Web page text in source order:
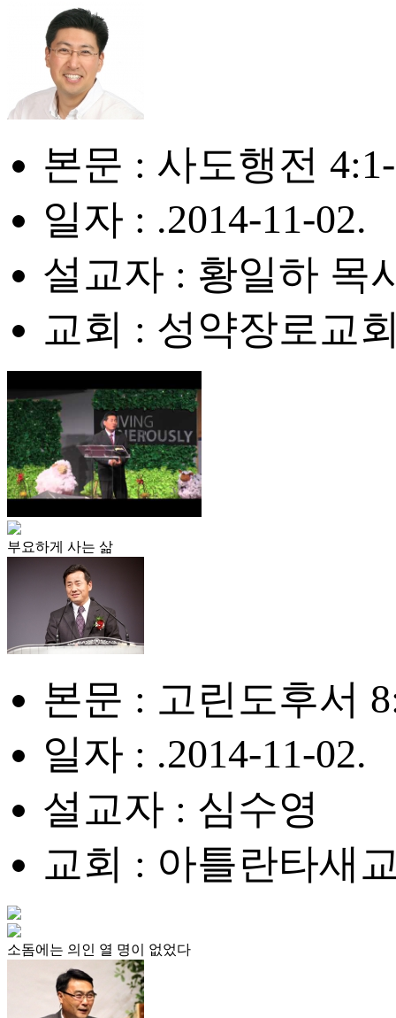
본문 : 사도행전
일자 : .2014-11-02.
설교자 : 황일하 목
교회 : 성약장로교
부요하게 사는 삶
본문 : 고린도후서
일자 : .2014-11-02.
설교자 : 심수영
교회 : 아틀란타새
소돔에는 의인 열 명이 없었다